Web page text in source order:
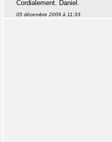
Cordialement. Daniel.
05 décembre 2009 à 11:33